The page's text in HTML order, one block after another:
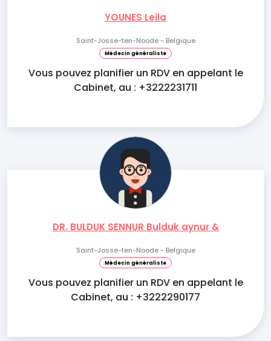
YOUNES Leila
Saint-Josse-ten-Noode - Belgique
Médecin généraliste
Vous pouvez planifier un RDV en appelant le
Cabinet, au : +3222231711
DR. BULDUK SENNUR Bulduk aynur &
Saint-Josse-ten-Noode - Belgique
Médecin généraliste
Vous pouvez planifier un RDV en appelant le
Cabinet, au : +3222290177